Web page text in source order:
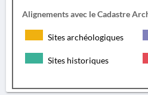
Alignements avec le Cadastre
Sites archéologiques
Sites historiques